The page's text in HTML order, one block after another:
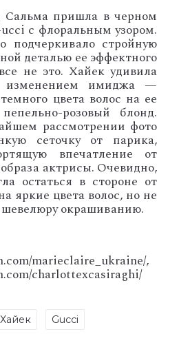
Сальма пришла в черном
с флоральным узором.
подчеркивало стройную
деталью ее эффектного
не это. Хайек удивила
изменением имиджа —
цвета волос на ее
розовый блонд.
рассмотрении фото
сеточку от парика,
впечатление от
актрисы. Очевидно,
остаться в стороне от
яркие цвета волос, но не
шевелюру окрашиванию.
marieclaire_ukraine/,
charlottexcasiraghi/
Gucci